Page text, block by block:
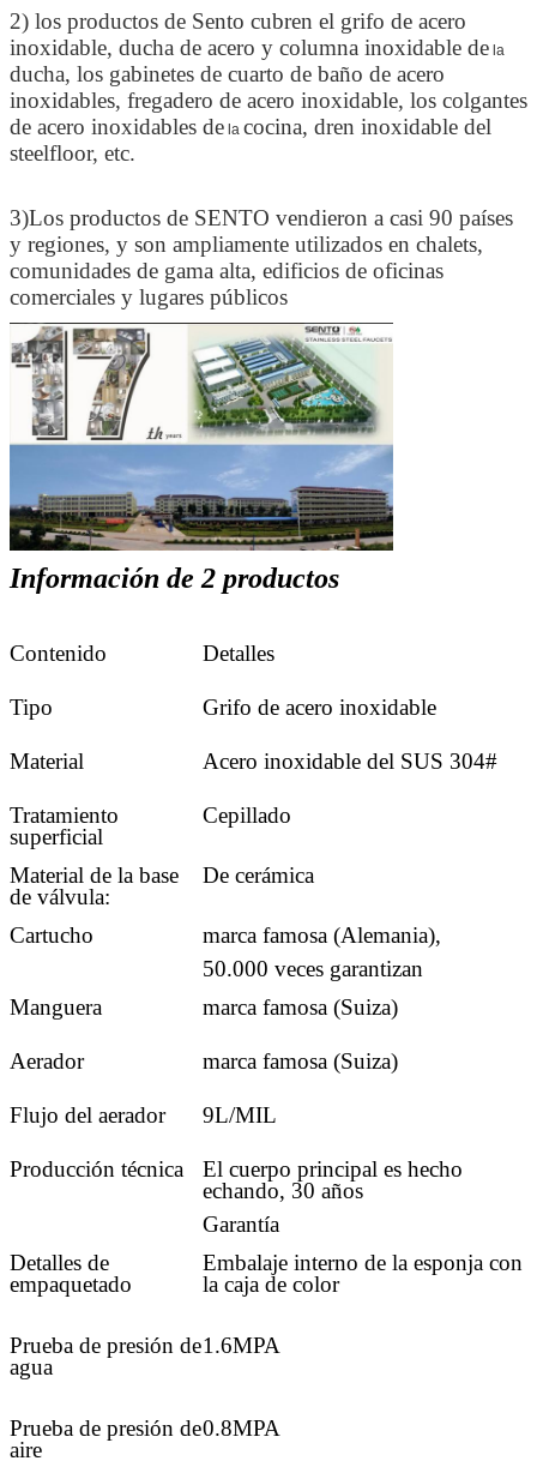
2) los productos de Sento cubren el grifo de acero
inoxidable, ducha de acero y columna inoxidable de la
ducha, los gabinetes de cuarto de baño de acero
inoxidables, fregadero de acero inoxidable, los colgantes
de acero inoxidables de la cocina, dren inoxidable del
steelfloor, etc.
3)Los productos de SENTO vendieron a casi 90 países
y regiones, y son ampliamente utilizados en chalets,
comunidades de gama alta, edificios de oficinas
comerciales y lugares públicos
Información de 2 productos
Contenido Detalles
Tipo Grifo de acero inoxidable
Material Acero inoxidable del SUS 304#
Tratamiento
superficial
Cepillado
Material de la base
de válvula:
De cerámica
Cartucho
marca famosa (Alemania),
50.000 veces garantizan
Manguera
marca famosa (Suiza)
Aerador marca famosa (Suiza)
Flujo del aerador 9L/MIL
Producción técnica
El cuerpo principal es hecho
echando, 30 años
Garantía
Detalles de
empaquetado
Embalaje interno de la esponja con
la caja de color
Prueba de presión de
agua
1.6MPA
Prueba de presión de
aire
0.8MPA